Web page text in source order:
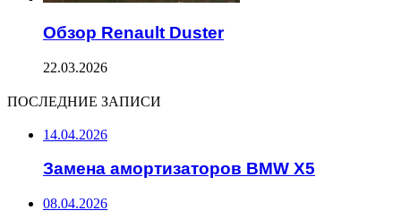
Обзор Renault Duster
22.03.2026
ПОСЛЕДНИЕ ЗАПИСИ
14.04.2026
Замена амортизаторов BMW X5
08.04.2026